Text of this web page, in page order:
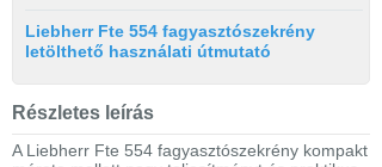
Liebherr Fte 554 fagyasztószekrény
letölthető használati útmutató
Részletes leírás
A Liebherr Fte 554 fagyasztószekrény kompakt